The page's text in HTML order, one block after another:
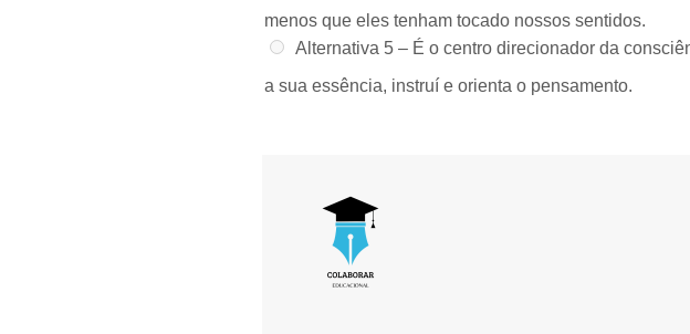
menos que eles tenham tocado nossos sentidos.
Alternativa 5 – É o centro direcionador da
a sua essência, instruí e orienta o pensamento.